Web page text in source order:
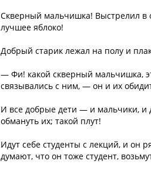
Скверный мальчишка! Выстрелил в
лучшее яблоко!
Добрый старик лежал на полу и
— Фи! какой скверный мальчишка,
связывались с ним, — он и их
И все добрые дети — и мальчики, и
обмануть их; такой плут!
Идут себе студенты с лекций, и он
думают, что он тоже студент,